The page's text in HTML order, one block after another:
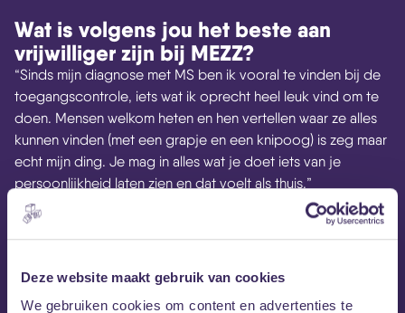
Deze website maakt gebruik van cookies
We gebruiken cookies om content en advertenties te
Wat is volgens jou het beste aan
vrijwilliger zijn bij MEZZ?
“Sinds mijn diagnose met MS ben ik vooral te vinden bij de
toegangscontrole, iets wat ik oprecht heel leuk vind om te
doen. Mensen welkom heten en hen vertellen waar ze alles
kunnen vinden (met een grapje en een knipoog) is zeg maar
echt mijn ding. Je mag in alles wat je doet iets van je
persoonlijkheid laten zien en dat voelt als thuis.”
“Maar ook de muziek en de bedrijfsvoering. Je ziet hoe het
poppodium dat draait op vrijwilligers en daar wordt dan